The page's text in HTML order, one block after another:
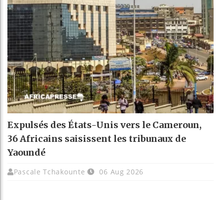
Expulsés des États-Unis vers le Cameroun,
36 Africains saisissent les tribunaux de
Yaoundé
Pascale Tchakounte 06 Aug 2026